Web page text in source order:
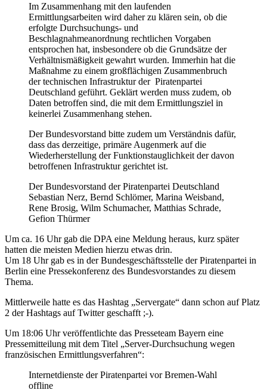
Im Zusammenhang mit den laufenden
Ermittlungsarbeiten wird daher zu klären sein, ob die
erfolgte Durchsuchungs- und
Beschlagnahmeanordnung rechtlichen Vorgaben
entsprochen hat, insbesondere ob die Grundsätze der
Verhältnismäßigkeit gewahrt wurden. Immerhin hat die
Maßnahme zu einem großflächigen Zusammenbruch
der technischen Infrastruktur der Piratenpartei
Deutschland geführt. Geklärt werden muss zudem, ob
Daten betroffen sind, die mit dem Ermittlungsziel in
keinerlei Zusammenhang stehen.
Der Bundesvorstand bitte zudem um Verständnis dafür,
dass das derzeitige, primäre Augenmerk auf die
Wiederherstellung der Funktionstauglichkeit der davon
betroffenen Infrastruktur gerichtet ist.
Der Bundesvorstand der Piratenpartei Deutschland
Sebastian Nerz, Bernd Schlömer, Marina Weisband,
Rene Brosig, Wilm Schumacher, Matthias Schrade,
Gefion Thürmer
Um ca. 16 Uhr gab die DPA eine Meldung heraus, kurz später
hatten die meisten Medien hierzu etwas drin.
Um 18 Uhr gab es in der Bundesgeschäftsstelle der Piratenpartei in
Berlin eine Pressekonferenz des Bundesvorstandes zu diesem
Thema.
Mittlerweile hatte es das Hashtag „Servergate“ dann schon auf Platz
2 der Hashtags auf Twitter geschafft ;-).
Um 18:06 Uhr veröffentlichte das Presseteam Bayern eine
Pressemitteilung mit dem Titel „Server-Durchsuchung wegen
französischen Ermittlungsverfahren“:
Internetdienste der Piratenpartei vor Bremen-Wahl
offline